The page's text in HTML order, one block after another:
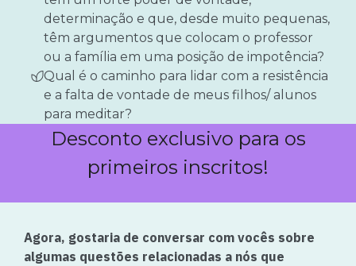
determinação e que, desde muito pequenas,
têm argumentos que colocam o professor
ou a família em uma posição de impotência?
Qual é o caminho para lidar com a resistência
e a falta de vontade de meus filhos/ alunos
para meditar?
Desconto exclusivo para os
primeiros inscritos!
Agora, gostaria de conversar com vocês sobre
algumas questões relacionadas a nós que